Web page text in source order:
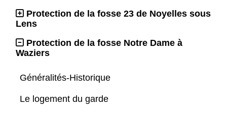
Protection de la fosse 23 de Noyelles sous
Lens
Protection de la fosse Notre Dame à
Waziers
Généralités-Historique
Le logement du garde